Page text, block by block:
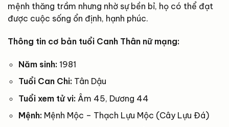
mệnh thăng trầm nhưng nhờ sự bền bỉ, họ có thể đạt
được cuộc sống ổn định, hạnh phúc.
Thông tin cơ bản tuổi Canh Thân nữ mạng:
Năm sinh:1981
Tuổi Can Chi:Tân Dậu
Tuổi xem tử vi:Âm 45, Dương 44
Mệnh:Mệnh Mộc – Thạch Lựu Mộc (Cây Lựu Đá)